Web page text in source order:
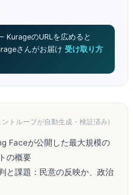
KurageのURLを広めると
さんがお届け 受け取り方
ントループが自動生成・検証済み)
Faceが公開した最大規模の
の概要
と課題：民意の反映か、政治